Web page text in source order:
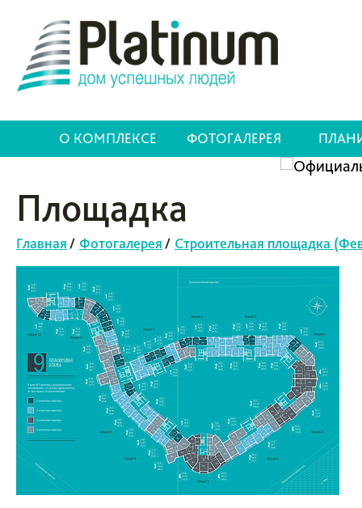
О КОМПЛЕКСЕ ФОТОГАЛЕРЕЯ
Площадка
Главная / Фотогалерея / Строительная площадка